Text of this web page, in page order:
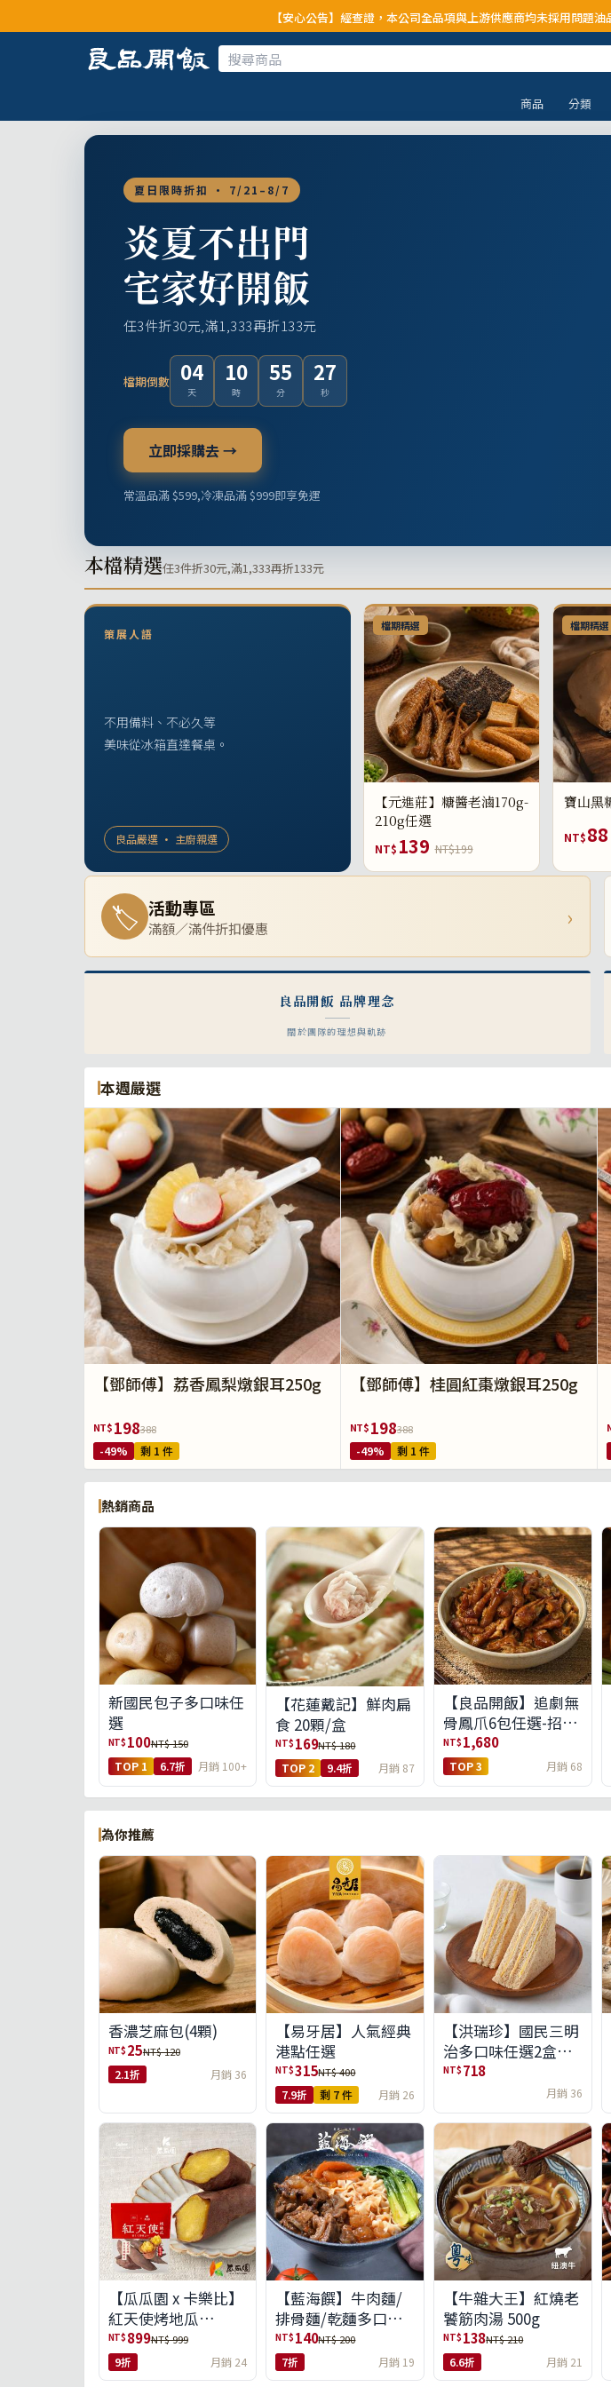
【安心公告】經查證，本公司全品項與上游供應商均未採用問題油品，請安心購買食
商品 分類
夏日限時折扣 · 7/21–8/7
炎夏不出門
宅家好開飯
任3件折30元,滿1,333再折133元
檔期倒數 04
天
10
時
55
分
25
秒
立即採購去 →
常溫品滿 $599,冷凍品滿 $999即享免運
本檔精選任3件折30元,滿1,333再折133元
策展人語
不用備料、不必久等
美味從冰箱直達餐桌。
良品嚴選 · 主廚親選
檔期精選
【元進莊】糖醬老滷170g-
210g任選
NT$ 139 NT$199
檔期精選
寶山黑
NT$88
🏷 活動專區
滿額／滿件折扣優惠 ›
良品開飯 品牌理念
關於團隊的理想與軌跡
本週嚴選
【鄧師傅】荔香鳳梨燉銀耳250g
NT$198388
-49% 剩 1 件
【鄧師傅】桂圓紅棗燉銀耳250g
NT$198388
-49% 剩 1 件
熱銷商品
新國民包子多口味任
選
NT$ 100NT$ 150
TOP 1 6.7折 月銷 100+
【花蓮戴記】鮮肉扁
食 20顆/盒
NT$ 169NT$ 180
TOP 2 9.4折 月銷 87
【良品開飯】追劇無
骨鳳爪6包任選-招牌
原味/濃濃蒜香/過癮
麻辣(免運組)
NT$ 1,680
TOP 3 月銷 68
為你推薦
香濃芝麻包(4顆)
NT$ 25NT$ 120
2.1折 月銷 36
【易牙居】人氣經典
港點任選
NT$315NT$ 400
7.9折 剩 7 件 月銷 26
【洪瑞珍】國民三明
治多口味任選2盒組
(6入/盒)(免運)
NT$ 718
月銷 36
【瓜瓜園 x 卡樂比】
紅天使烤地瓜
350g*10包(免運組)
NT$ 899NT$ 999
9折 月銷 24
【藍海饌】牛肉麵/
排骨麵/乾麵多口味
任選
NT$ 140NT$ 200
7折 月銷 19
【牛雜大王】紅燒老
饕筋肉湯 500g
NT$ 138NT$ 210
6.6折 月銷 21